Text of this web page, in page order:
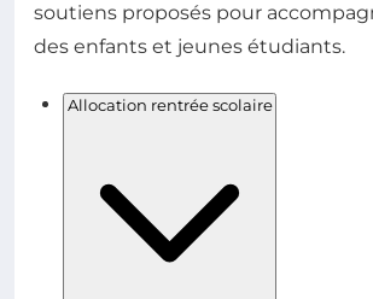
soutiens proposés pour
des enfants et jeunes étudiants.
Allocation rentrée scolaire